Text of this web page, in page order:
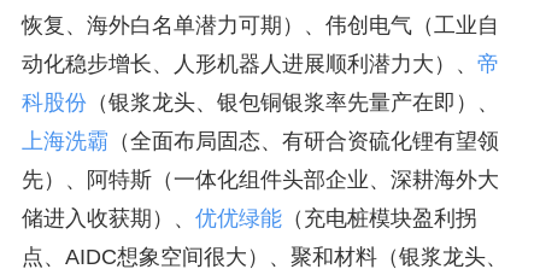
恢复、海外白名单潜力可期）、伟创电气（工业自
动化稳步增长、人形机器人进展顺利潜力大）、 帝
科股份（银浆龙头、银包铜银浆率先量产在即）、
上海洗霸 （全面布局固态、有研合资硫化锂有望领
先）、阿特斯（一体化组件头部企业、深耕海外大
储进入收获期）、 优优绿能（充电桩模块盈利拐
点、AIDC想象空间很大）、聚和材料（银浆龙头、